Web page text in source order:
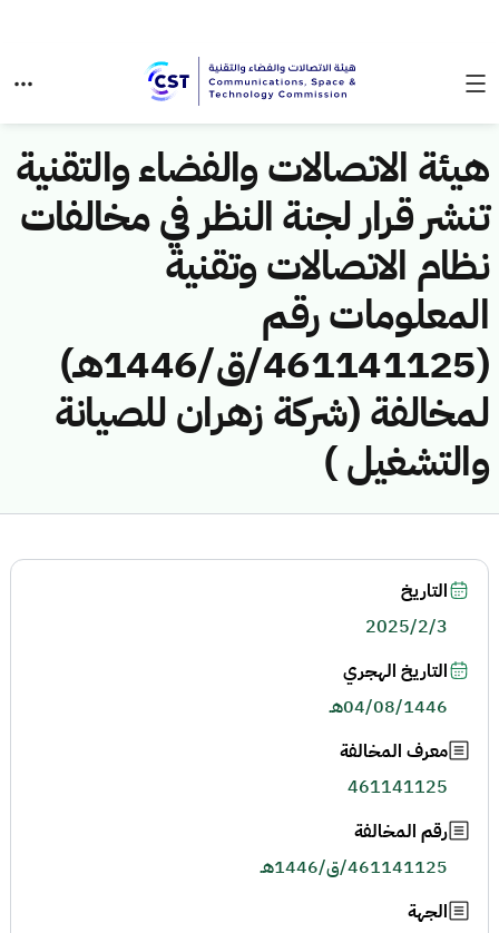
هيئة الاتصالات والفضاء والتقنية
تنشر قرار لجنة النظر في مخالفات
نظام الاتصالات وتقنية
المعلومات رقم
(461141125/ق/1446هـ)
لمخالفة (شركة زهران للصيانة
والتشغيل )
التاريخ
2025/2/3
التاريخ الهجري
04/08/1446هـ
معرف المخالفة
461141125
رقم المخالفة
461141125/ق/1446هـ
الجهة